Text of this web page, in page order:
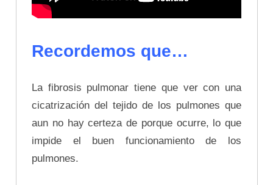
Recordemos que…
La fibrosis pulmonar tiene que ver con una
cicatrización del tejido de los pulmones que
aun no hay certeza de porque ocurre, lo que
impide el buen funcionamiento de los
pulmones.